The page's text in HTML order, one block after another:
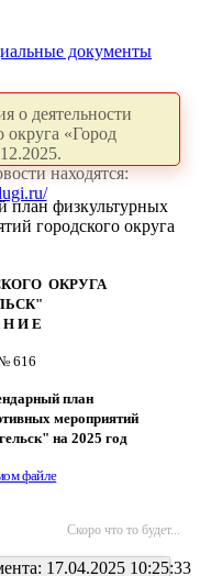
документы
о деятельности
округа «Город
находятся:
план физкультурных
городского округа
ОКРУГА
Н И Е
616
план
мероприятий
на 2025 год
файле
Скоро что то будет...
17.04.2025 10:25:33